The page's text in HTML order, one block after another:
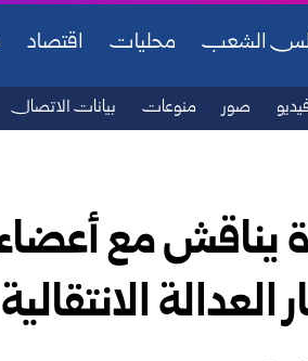
الشعب محليات اقتصاد
صور منوعات بيانات الاتصال
يناقش مع
الانتقالية